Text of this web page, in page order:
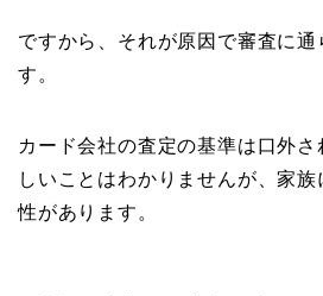
ですから、それが原因で審査に通
す。
カード会社の査定の基準は口外
しいことはわかりませんが、家
性があります。